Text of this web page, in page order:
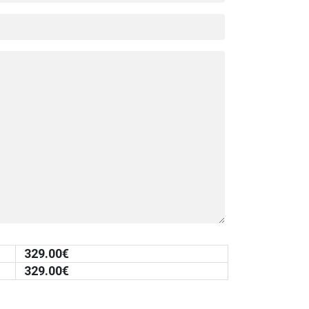
329.00€
329.00€